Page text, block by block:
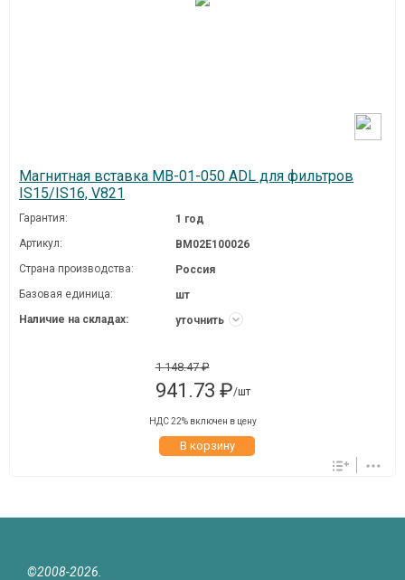
Магнитная вставка MВ-01-050 ADL для фильтров
IS15/IS16, V821
Гарантия:
1 год
Артикул:
BM02E100026
Страна производства:
Россия
Базовая единица:
шт
Наличие на складах:
уточнить
1 148.47 ₽
941.73 ₽/шт
НДС 22% включен в цену
В корзину
©2008-2026.